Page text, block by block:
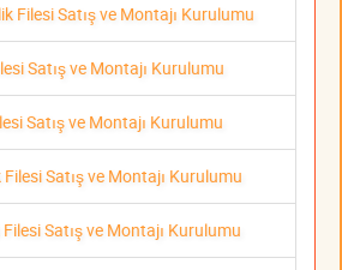
Filesi Satış ve Montajı Kurulumu
Satış ve Montajı Kurulumu
Satış ve Montajı Kurulumu
Satış ve Montajı Kurulumu
Satış ve Montajı Kurulumu